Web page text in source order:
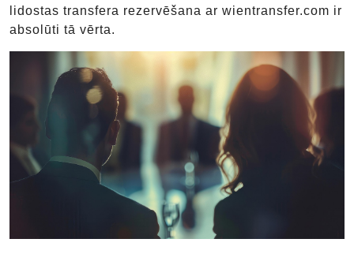
lidostas transfera rezervēšana ar wientransfer.com ir
absolūti tā vērta.